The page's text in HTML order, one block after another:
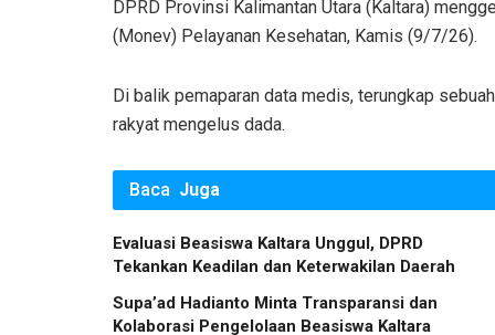
DPRD Provinsi Kalimantan Utara (Kaltara)
(Monev) Pelayanan Kesehatan, Kamis (9/7/26).
Di balik pemaparan data medis, terungkap
rakyat mengelus dada.
Baca Juga
Evaluasi Beasiswa Kaltara Unggul, DPRD
Tekankan Keadilan dan Keterwakilan Daerah
Supa’ad Hadianto Minta Transparansi dan
Kolaborasi Pengelolaan Beasiswa Kaltara